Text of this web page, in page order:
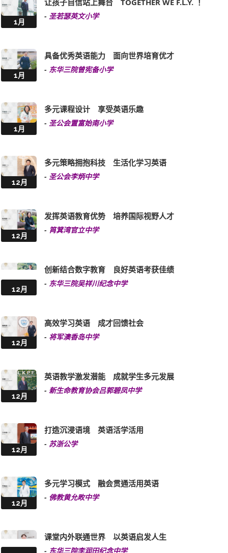
1月
让孩子自信站上舞台 TOGETHER WE F.L.Y. ！
- 圣若瑟英文小学
1月
具备优秀英语能力 面向世界培育优才
- 东华三院曾宪备小学
1月
多元课程设计 享受英语乐趣
- 圣公会置富始南小学
12月
多元策略拥抱科技 生活化学习英语
- 圣公会李炳中学
12月
发挥英语教育优势 培养国际视野人才
- 筲箕湾官立中学
12月
创新结合数字教育 良好英语考获佳绩
- 东华三院吴祥川纪念中学
12月
高效学习英语 成才回馈社会
- 将军澳香岛中学
12月
英语教学激发潜能 成就学生多元发展
- 新生命教育协会吕郭碧凤中学
12月
打造沉浸语境 英语活学活用
- 苏浙公学
12月
多元学习模式 融会贯通活用英语
- 佛教黄允畋中学
课堂内外联通世界 以英语启发人生
- 东华三院李润田纪念中学